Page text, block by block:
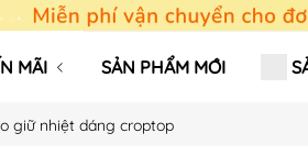
MÃI SẢN PHẨM MỚI
giữ nhiệt dáng croptop